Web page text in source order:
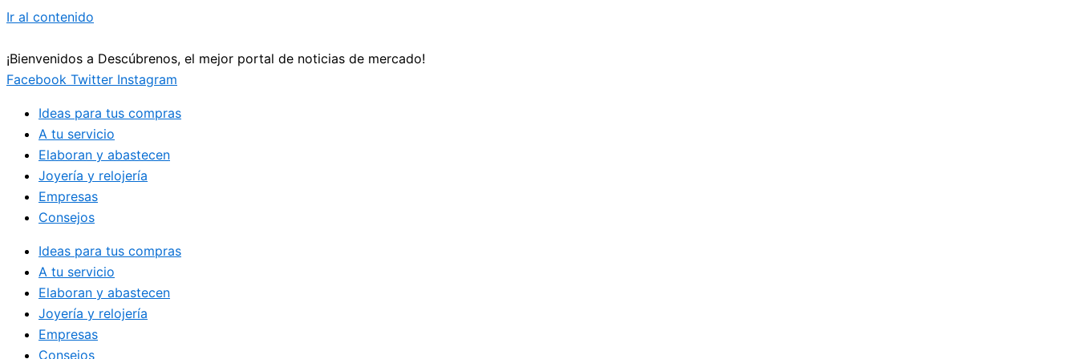
Ir al contenido
¡Bienvenidos a Descúbrenos, el mejor portal de noticias de mercado!
Facebook Twitter Instagram
Ideas para tus compras
A tu servicio
Elaboran y abastecen
Joyería y relojería
Empresas
Consejos
Ideas para tus compras
A tu servicio
Elaboran y abastecen
Joyería y relojería
Empresas
Consejos